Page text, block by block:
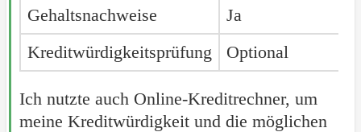
Gehaltsnachweise
Ja
Kreditwürdigkeitsprüfung
Optional
Ich nutzte auch Online-Kreditrechner, um
meine Kreditwürdigkeit und die möglichen